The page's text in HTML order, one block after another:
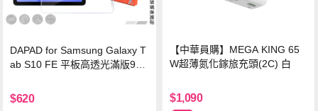
DAPAD for Samsung Galaxy T
ab S10 FE 平板高透光滿版9H
$620
【中華員購】MEGA KING 65
W超薄氮化鎵旅充頭(2C) 白
$1,090